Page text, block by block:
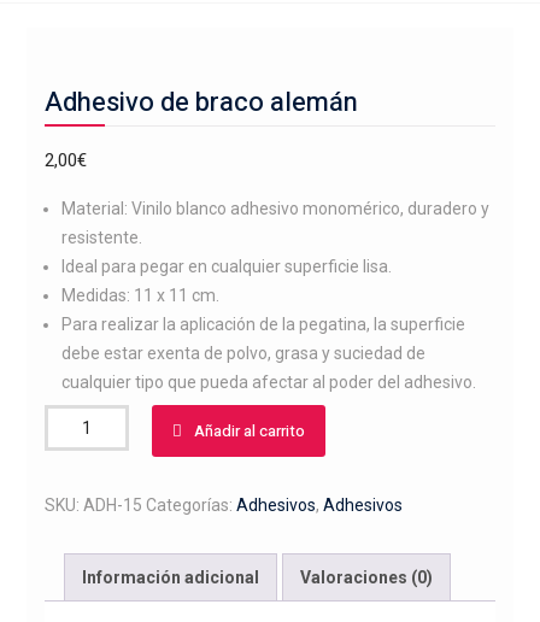
Adhesivo de braco alemán
2,00€
Material: Vinilo blanco adhesivo monomérico, duradero y
resistente.
Ideal para pegar en cualquier superficie lisa.
Medidas: 11 x 11 cm.
Para realizar la aplicación de la pegatina, la superficie
debe estar exenta de polvo, grasa y suciedad de
cualquier tipo que pueda afectar al poder del adhesivo.
Adhesivo
de
alemán
Añadir al carrito
SKU: ADH-15 Categorías: Adhesivos, Adhesivos
Información adicional Valoraciones (0)